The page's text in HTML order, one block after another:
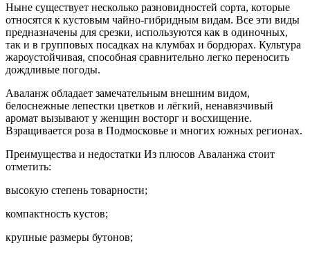
Ныне существует несколько разновидностей сорта, которые
относятся к кустовым чайно-гибридным видам. Все эти виды
предназначены для срезки, используются как в одиночных,
так и в групповых посадках на клумбах и бордюрах. Культура
жароустойчивая, способная сравнительно легко переносить
дождливые погоды.
Аваланж обладает замечательным внешним видом,
белоснежные лепестки цветков и лёгкий, ненавязчивый
аромат вызывают у женщин восторг и восхищение.
Взращивается роза в Подмосковье и многих южных регионах.
Преимущества и недостатки Из плюсов Аваланжа стоит
отметить:
высокую степень товарности;
компактность кустов;
крупные размеры бутонов;